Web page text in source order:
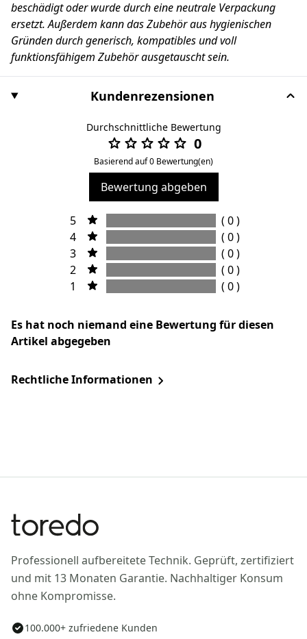
beschädigt oder wurde durch eine neutrale Verpackung
ersetzt. Außerdem kann das Zubehör aus hygienischen
Gründen durch generisch, kompatibles und voll
funktionsfähigem Zubehör ausgetauscht sein.
Kundenrezensionen
Durchschnittliche Bewertung
0
Basierend auf 0 Bewertung(en)
Bewertung abgeben
5
( 0 )
4
( 0 )
3
( 0 )
2
( 0 )
1
( 0 )
Es hat noch niemand eine Bewertung für diesen
Artikel abgegeben
Rechtliche Informationen
Professionell aufbereitete Technik. Geprüft, zertifiziert
und mit 13 Monaten Garantie. Nachhaltiger Konsum
ohne Kompromisse.
100.000+ zufriedene Kunden